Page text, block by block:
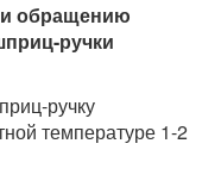
обращению
ручки
ручку
температуре 1-2